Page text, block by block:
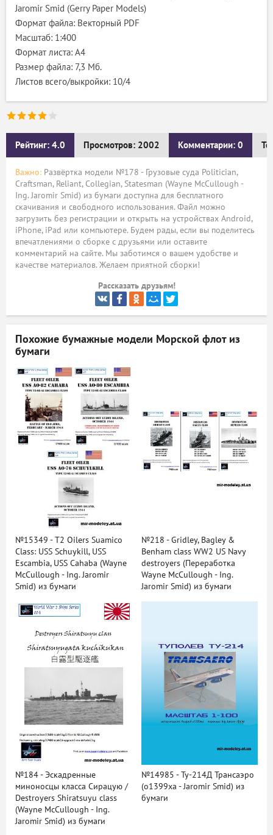
Jaromir Smid (Gerry Paper Models)
Формат файла: Векторный PDF
Масштаб: 1:400
Формат листа: А4
Размер файла: 7,3 Мб.
Листов всего/выкройки: 10/4
Рейтинг: 4.0 Просмотров: 2002 Комментарии: 0
Важно: Развёртка модели №178 - Грузовые суда Politician,
Craftsman, Reliant, Collegian, Statesman (Wayne McCullough -
Ing. Jaromir Smid) из бумаги доступна для бесплатного
скачивания и свободного использования. Файл можно
загрузить без регистрации и открыть на устройствах Android,
iPhone, iPad или компьютере. Будем рады, если вы поделитесь
впечатлениями о сборке с друзьями или оставите
комментарий на сайте. Мы заботимся о вашем удобстве и
качестве материалов. Желаем приятной сборки!
Рассказать друзьям!
Похожие бумажные модели Морской флот из
бумаги
№15349 - T2 Oilers Suamico
Class: USS Schuykill, USS
Escambia, USS Cahaba (Wayne
McCullough - Ing. Jaromir
Smid) из бумаги
№218 - Gridley, Bagley &
Benham class WW2 US Navy
destroyers (Переработка
Wayne McCullough - Ing.
Jaromir Smid) из бумаги
№184 - Эскадренные
миноносцы класса Сирацую /
Destroyers Shiratsuyu class
(Wayne McCullough - Ing.
Jaromir Smid) из бумаги
№14985 - Ту-214Д Трансаэро
(o1399xa - Jaromir Smid) из
бумаги